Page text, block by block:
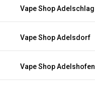
Vape Shop Adelschlag
Vape Shop Adelsdorf
Vape Shop Adelshofen